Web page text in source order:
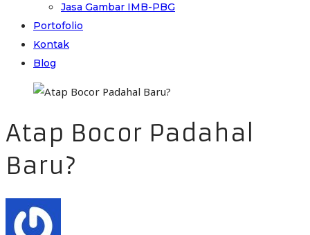
Jasa Gambar IMB-PBG
Portofolio
Kontak
Blog
Atap Bocor Padahal
Baru?